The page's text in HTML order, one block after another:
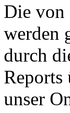
Die von
werden
durch
Reports
unser